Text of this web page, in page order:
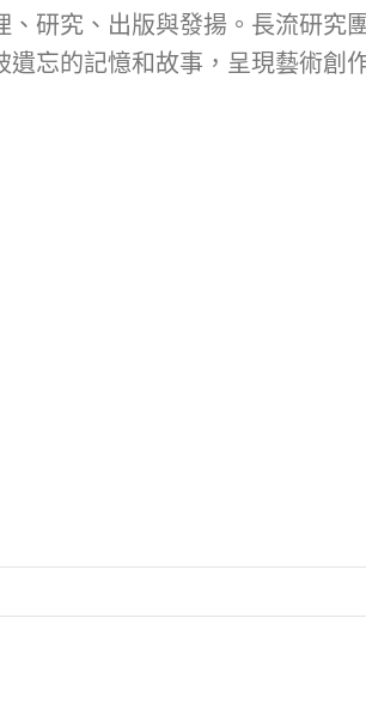
研究、出版與發揚。長流研究
忘的記憶和故事，呈現藝術創